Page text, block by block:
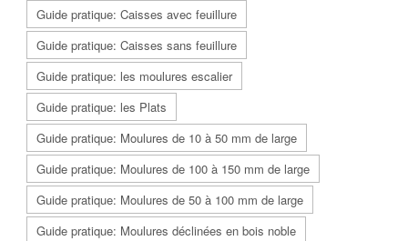
Guide pratique: Caisses avec feuillure
Guide pratique: Caisses sans feuillure
Guide pratique: les moulures escalier
Guide pratique: les Plats
Guide pratique: Moulures de 10 à 50 mm de large
Guide pratique: Moulures de 100 à 150 mm de large
Guide pratique: Moulures de 50 à 100 mm de large
Guide pratique: Moulures déclinées en bois noble